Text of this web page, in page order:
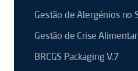
Gestão de Alergénios no
Gestão de Crise Alimentar
BRCGS Packaging V.7